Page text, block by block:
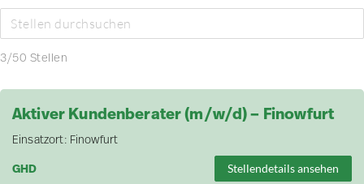
3/50 Stellen
Aktiver Kundenberater (m/w/d) – Finowfurt
Einsatzort: Finowfurt
GHD
Stellendetails ansehen